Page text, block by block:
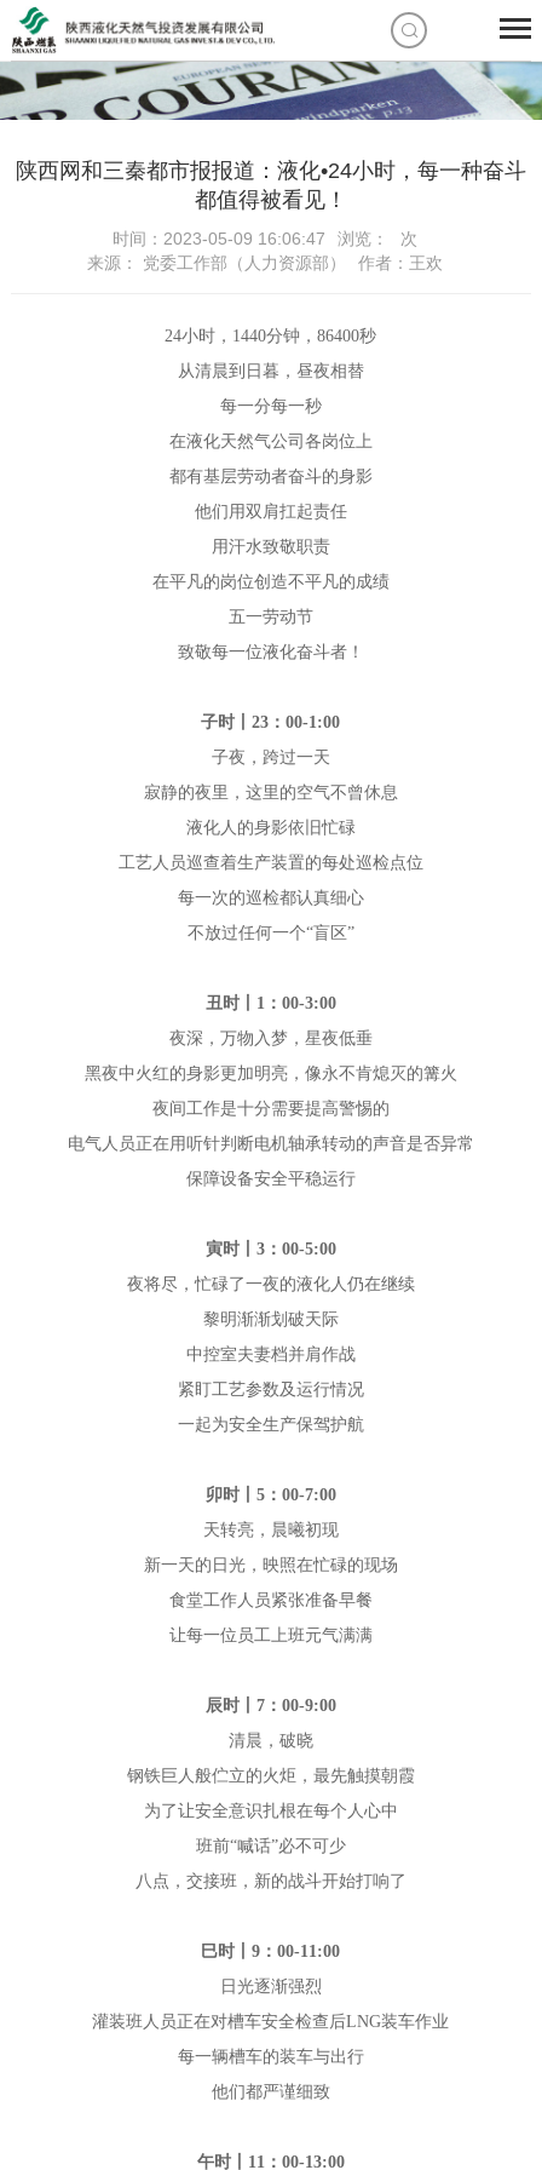
陕西网和三秦都市报报道：液化•24小时，每一种奋斗
都值得被看见！
时间：2023-05-09 16:06:47 浏览：
次
来源： 党委工作部（人力资源部）
作者：王欢
24小时，1440分钟，86400秒
从清晨到日暮，昼夜相替
每一分每一秒
在液化天然气公司各岗位上
都有基层劳动者奋斗的身影
他们用双肩扛起责任
用汗水致敬职责
在平凡的岗位创造不平凡的成绩
五一劳动节
致敬每一位液化奋斗者！
子时丨23：00-1:00
子夜，跨过一天
寂静的夜里，这里的空气不曾休息
液化人的身影依旧忙碌
工艺人员巡查着生产装置的每处巡检点位
每一次的巡检都认真细心
不放过任何一个“盲区”
丑时丨1：00-3:00
夜深，万物入梦，星夜低垂
黑夜中火红的身影更加明亮，像永不肯熄灭的篝火
夜间工作是十分需要提高警惕的
电气人员正在用听针判断电机轴承转动的声音是否异常
保障设备安全平稳运行
寅时丨3：00-5:00
夜将尽，忙碌了一夜的液化人仍在继续
黎明渐渐划破天际
中控室夫妻档并肩作战
紧盯工艺参数及运行情况
一起为安全生产保驾护航
卯时丨5：00-7:00
天转亮，晨曦初现
新一天的日光，映照在忙碌的现场
食堂工作人员紧张准备早餐
让每一位员工上班元气满满
辰时丨7：00-9:00
清晨，破晓
钢铁巨人般伫立的火炬，最先触摸朝霞
为了让安全意识扎根在每个人心中
班前“喊话”必不可少
八点，交接班，新的战斗开始打响了
巳时丨9：00-11:00
日光逐渐强烈
灌装班人员正在对槽车安全检查后LNG装车作业
每一辆槽车的装车与出行
他们都严谨细致
午时丨11：00-13:00